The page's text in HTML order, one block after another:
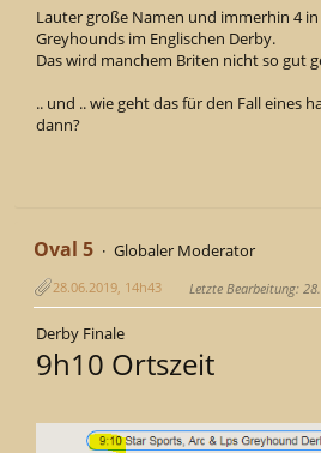
Lauter große Namen und immerhin 4
Greyhounds im Englischen Derby.
Das wird manchem Briten nicht so gut
.. und .. wie geht das für den Fall eines
dann?
Oval 5
Globaler Moderator
28.06.2019, 14h43 Letzte Bearbeitung:
Derby Finale
9h10 Ortszeit